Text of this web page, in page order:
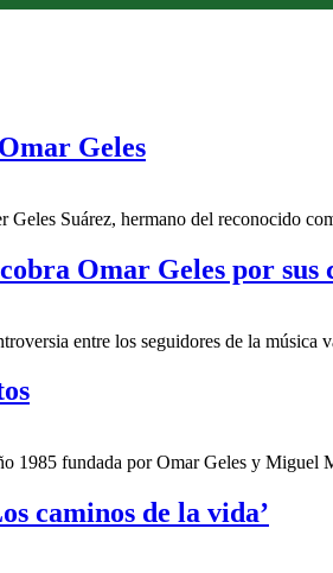
Geles
Geles Suárez, hermano del reconocido
Omar Geles por sus
entre los seguidores de la música
1985 fundada por Omar Geles y Miguel
caminos de la vida’